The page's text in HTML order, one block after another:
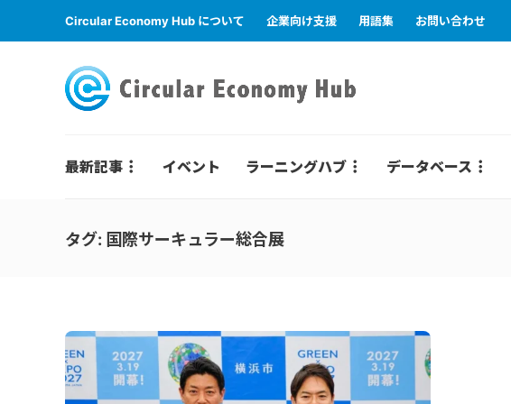
Circular Economy Hub について 企業向け支援 用語集 お問い合わせ
最新記事 イベント ラーニングハブ データベース
タグ: 国際サーキュラー総合展